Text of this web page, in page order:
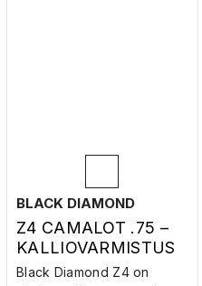
BLACK DIAMOND
Z4 CAMALOT .75 –
KALLIOVARMISTUS
Black Diamond Z4 on